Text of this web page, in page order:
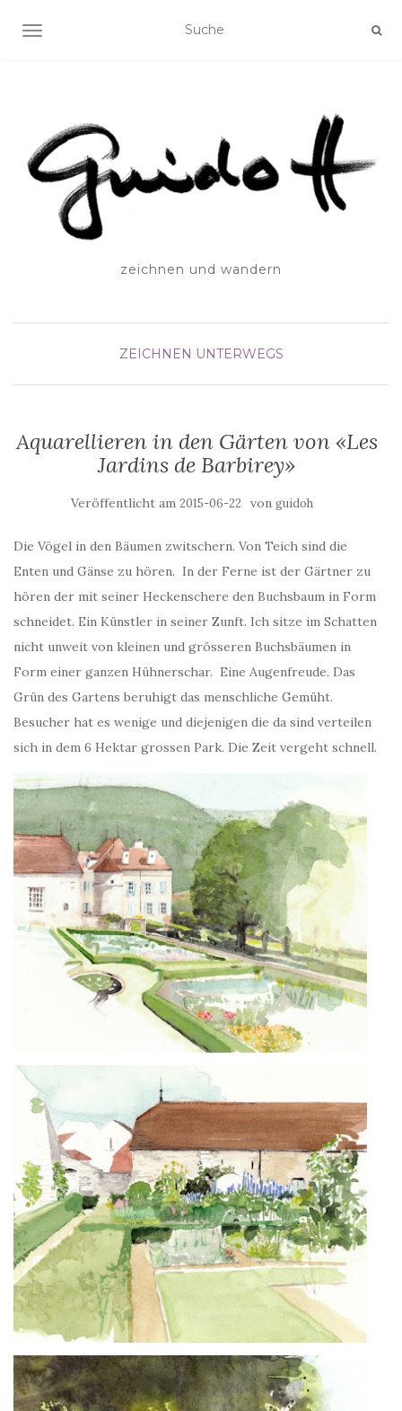
SCHALTE NAVIGATION
zeichnen und wandern
ZEICHNEN UNTERWEGS
Aquarellieren in den Gärten von «Les
Jardins de Barbirey»
Veröffentlicht am 2015-06-22 von guidoh
Die Vögel in den Bäumen zwitschern. Von Teich sind die
Enten und Gänse zu hören. In der Ferne ist der Gärtner zu
hören der mit seiner Heckenschere den Buchsbaum in Form
schneidet. Ein Künstler in seiner Zunft. Ich sitze im Schatten
nicht unweit von kleinen und grösseren Buchsbäumen in
Form einer ganzen Hühnerschar. Eine Augenfreude. Das
Grün des Gartens beruhigt das menschliche Gemüht.
Besucher hat es wenige und diejenigen die da sind verteilen
sich in dem 6 Hektar grossen Park. Die Zeit vergeht schnell.